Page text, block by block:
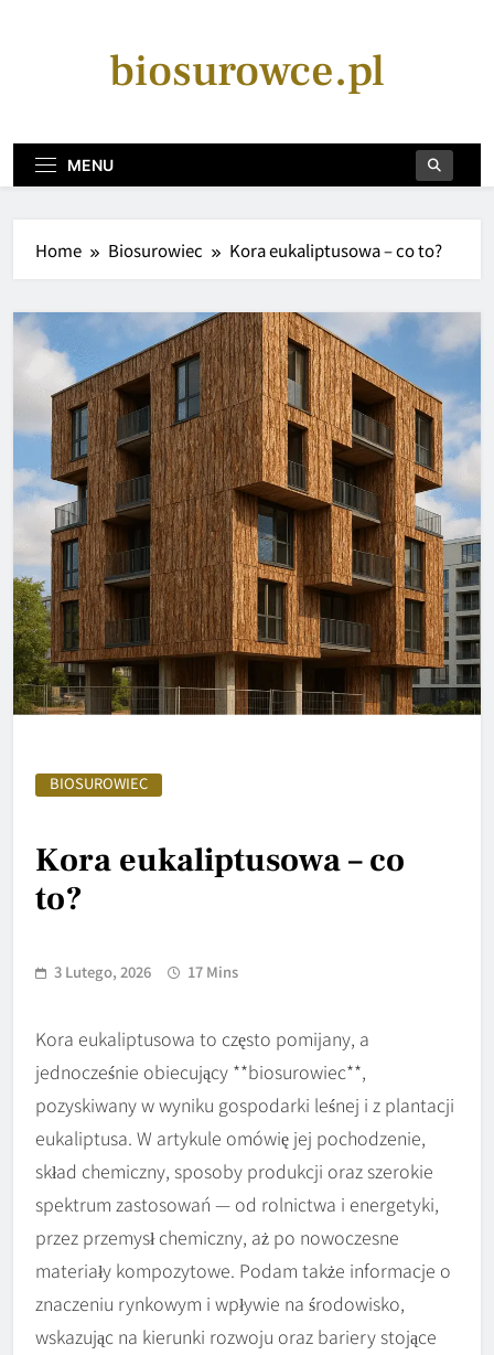
biosurowce.pl
MENU
Home Biosurowiec Kora eukaliptusowa – co to?
BIOSUROWIEC
Kora eukaliptusowa – co
to?
3 Lutego, 2026 17 Mins
Kora eukaliptusowa to często pomijany, a
jednocześnie obiecujący **biosurowiec**,
pozyskiwany w wyniku gospodarki leśnej i z plantacji
eukaliptusa. W artykule omówię jej pochodzenie,
skład chemiczny, sposoby produkcji oraz szerokie
spektrum zastosowań — od rolnictwa i energetyki,
przez przemysł chemiczny, aż po nowoczesne
materiały kompozytowe. Podam także informacje o
znaczeniu rynkowym i wpływie na środowisko,
wskazując na kierunki rozwoju oraz bariery stojące